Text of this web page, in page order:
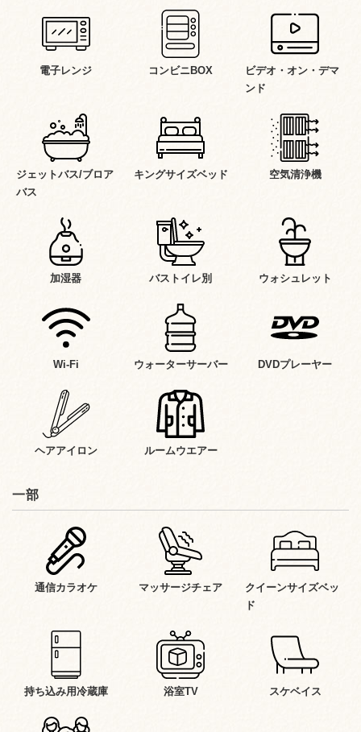
電子レンジ コンビニBOX
ビデオ・オン・デマ
ンド
ジェットバス/ブロア
バス
キングサイズベッド 空気清浄機
加湿器 バストイレ別 ウォシュレット
Wi-Fi ウォーターサーバー DVDプレーヤー
ヘアアイロン ルームウエアー
一部
通信カラオケ マッサージチェア
クイーンサイズベッ
ド
持ち込み用冷蔵庫 浴室TV スケベイス